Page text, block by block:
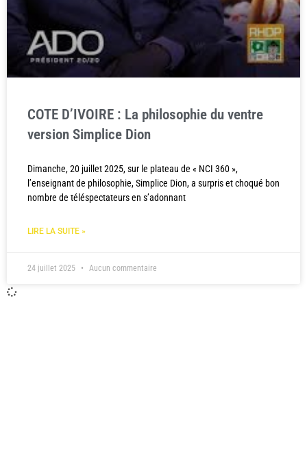
COTE D’IVOIRE : La philosophie du ventre
version Simplice Dion
Dimanche, 20 juillet 2025, sur le plateau de « NCI 360 »,
l’enseignant de philosophie, Simplice Dion, a surpris et choqué bon
nombre de téléspectateurs en s’adonnant
LIRE LA SUITE »
24 juillet 2025 Aucun commentaire